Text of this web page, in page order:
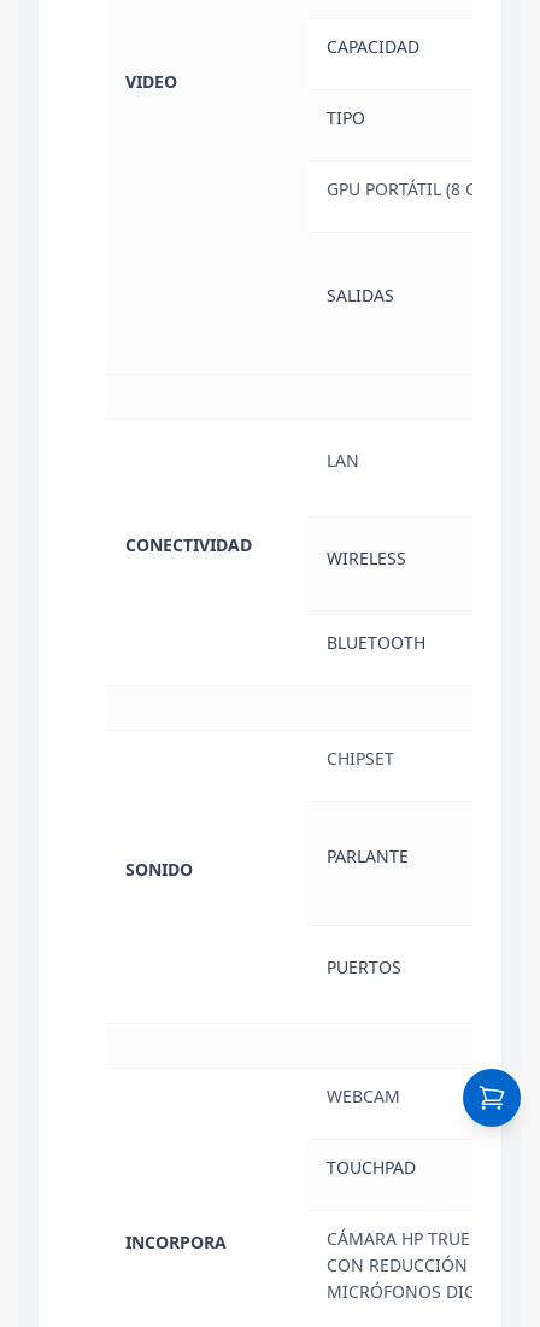
VIDEO
CAPACIDAD
TIPO
GPU PORTÁTIL (8 GB
SALIDAS
CONECTIVIDAD
LAN
WIRELESS
BLUETOOTH
SONIDO
CHIPSET
PARLANTE
PUERTOS
INCORPORA
WEBCAM SI
TOUCHPAD
CÁMARA HP TRUE
CON REDUCCIÓN DE
MICRÓFONOS DIGITALES